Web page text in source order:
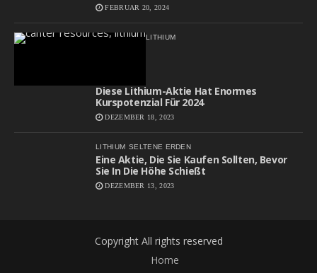
FEBRUAR 20, 2024
LITHIUM
Diese Lithium-Aktie Hat Enormes
Kurspotenzial Für 2024
DEZEMBER 18, 2023
LITHIUM SELTENE ERDEN
Eine Aktie, Die Sie Kaufen Sollten, Bevor
Sie In Die Höhe Schießt
DEZEMBER 13, 2023
Copyright All rights reserved
Home